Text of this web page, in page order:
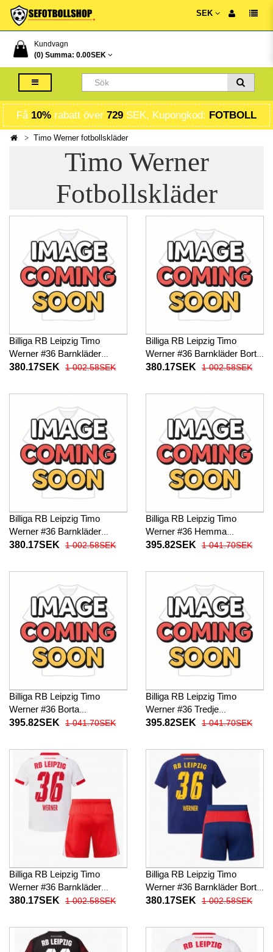
SEK
Kundvagn
(0) Summa: 0.00SEK
Få 10% rabatt över 729 SEK, Kupongkod: FOTBOLL
Timo Werner fotbollskläder
Timo Werner
Fotbollskläder
Billiga RB Leipzig Timo
Werner #36 Barnkläder
Hemma fotbollskläder till
Korta byxor)
380.17SEK 1 002.58SEK
Billiga RB Leipzig Timo
Werner #36 Barnkläder Borta
fotbollskläder till baby 2026-
380.17SEK 1 002.58SEK
Billiga RB Leipzig Timo
Werner #36 Barnkläder
Tredje fotbollskläder till baby
byxor)
380.17SEK 1 002.58SEK
Billiga RB Leipzig Timo
Werner #36 Hemma
fotbollskläder 2026-27
395.82SEK 1 041.70SEK
Billiga RB Leipzig Timo
Werner #36 Borta
fotbollskläder 2026-27
395.82SEK 1 041.70SEK
Billiga RB Leipzig Timo
Werner #36 Tredje
fotbollskläder 2026-27
395.82SEK 1 041.70SEK
Billiga RB Leipzig Timo
Werner #36 Barnkläder
Hemma fotbollskläder till
Korta byxor)
380.17SEK 1 002.58SEK
Billiga RB Leipzig Timo
Werner #36 Barnkläder Borta
fotbollskläder till baby 2025-
380.17SEK 1 002.58SEK